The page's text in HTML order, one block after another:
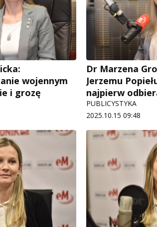
wojennym
i grozę
Dr Marzena
Jerzemu
najpierw
PUBLICYSTYKA
2025.10.15 09:48